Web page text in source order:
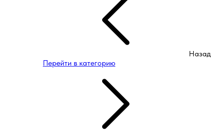
Назад
Перейти в категорию